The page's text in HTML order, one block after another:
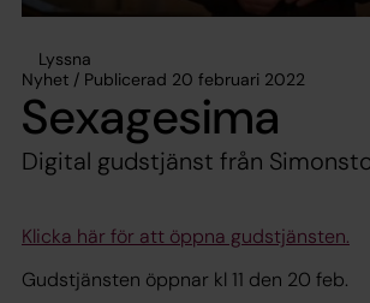
Lyssna
Nyhet / Publicerad 20 februari 2022
Sexagesima
Digital gudstjänst från
Klicka här för att öppna gudstjänsten.
Gudstjänsten öppnar kl 11 den 20 feb.